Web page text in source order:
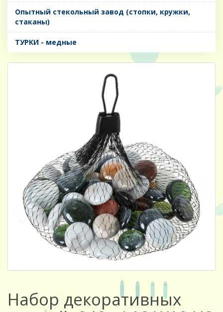
Опытный стекольный завод (стопки, кружки,
стаканы)
ТУРКИ - медные
Набор декоративных